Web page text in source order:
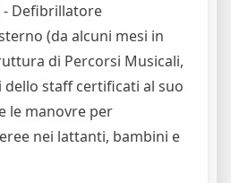
- Defibrillatore
(da alcuni mesi in
di Percorsi Musicali,
dello staff certificati al suo
le manovre per
nei lattanti, bambini e